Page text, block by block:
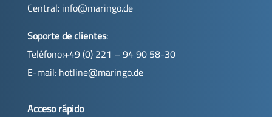
Central: info@maringo.de
Soporte de clientes:
Teléfono:+49 (0) 221 – 94 90 58-30
E-mail: hotline@maringo.de
Acceso rápido